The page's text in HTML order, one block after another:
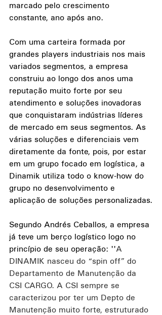
marcado pelo crescimento
constante, ano após ano.
Com uma carteira formada por
grandes players industriais nos mais
variados segmentos, a empresa
construiu ao longo dos anos uma
reputação muito forte por seu
atendimento e soluções inovadoras
que conquistaram indústrias líderes
de mercado em seus segmentos. As
várias soluções e diferenciais vem
diretamente da fonte, pois, por estar
em um grupo focado em logística, a
Dinamik utiliza todo o know-how do
grupo no desenvolvimento e
aplicação de soluções personalizadas.
Segundo Andrés Ceballos, a empresa
já teve um berço logístico logo no
princípio de seu operação: ''A
DINAMIK nasceu do “spin off” do
Departamento de Manutenção da
CSI CARGO. A CSI sempre se
caracterizou por ter um Depto de
Manutenção muito forte, estruturado